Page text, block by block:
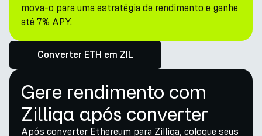
mova-o para uma estratégia de rendimento e ganhe
até 7% APY.
Converter ETH em ZIL
Gere rendimento com
Zilliqa após converter
Após converter Ethereum para Zilliqa, coloque seus